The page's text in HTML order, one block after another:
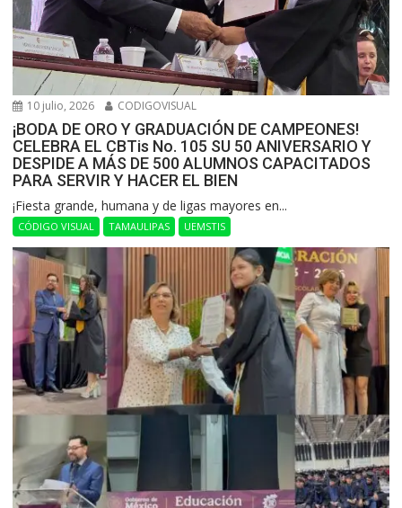
10 julio, 2026 CODIGOVISUAL
¡BODA DE ORO Y GRADUACIÓN DE CAMPEONES!
CELEBRA EL CBTis No. 105 SU 50 ANIVERSARIO Y
DESPIDE A MÁS DE 500 ALUMNOS CAPACITADOS
PARA SERVIR Y HACER EL BIEN
​¡Fiesta grande, humana y de ligas mayores en...
CÓDIGO VISUAL TAMAULIPAS UEMSTIS